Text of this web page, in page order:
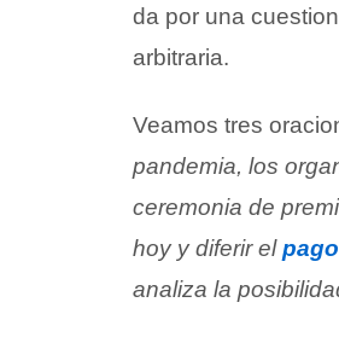
da por una
arbitraria.
Veamos tres
pandemia, los
ceremonia de
hoy y diferir elpago
analiza la